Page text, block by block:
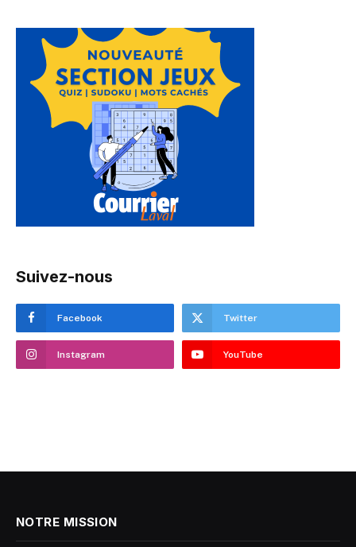
Suivez-nous
Facebook Twitter
Instagram YouTube
NOTRE MISSION